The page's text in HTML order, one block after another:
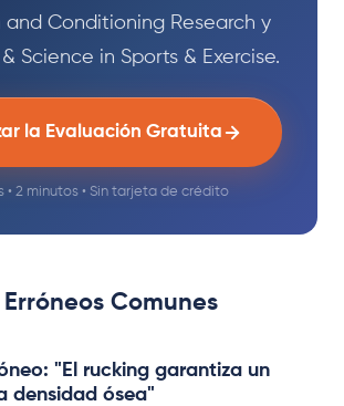
and Conditioning Research y
Science in Sports & Exercise.
la Evaluación Gratuita
• 2 minutos • Sin tarjeta de crédito
Comunes
"El rucking garantiza un
densidad ósea"